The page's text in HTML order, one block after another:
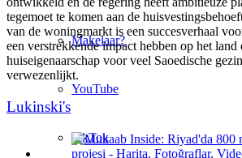
Makelaar?
YouTube
TikTok
tegemoet te komen aan de
van de woningmarkt is een succesverhaal
een verstrekkende impact hebben op het
huiseigenaarschap voor veel Saoedische
verwezenlijkt.
Lukinski's